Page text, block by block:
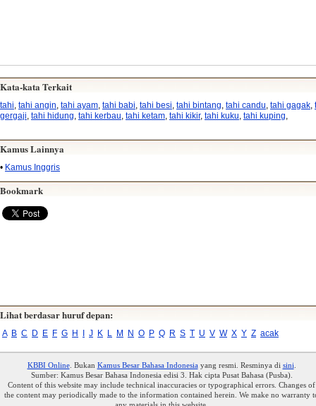
Kata-kata Terkait
tahi tahi angin tahi ayam tahi babi tahi besi tahi bintang tahi candu tahi gagak
gergaji tahi hidung tahi kerbau tahi ketam tahi kikir, tahi kuku tahi kuping
Kamus Lainnya
• Kamus Inggris
Bookmark
Lihat berdasar huruf depan:
A B C D E F G H J K L M N O P Q R S T U V W X Y Z acak
KBBI Online. Bukan Kamus Besar Bahasa Indonesiayang resmi. Resminya di sini
Sumber: Kamus Besar Bahasa Indonesia edisi 3. Hak cipta Pusat Bahasa (Pusba).
Content of this website may include technical inaccuracies or typographical errors. Changes of
the content may periodically made to the information contained herein. We make no warranty